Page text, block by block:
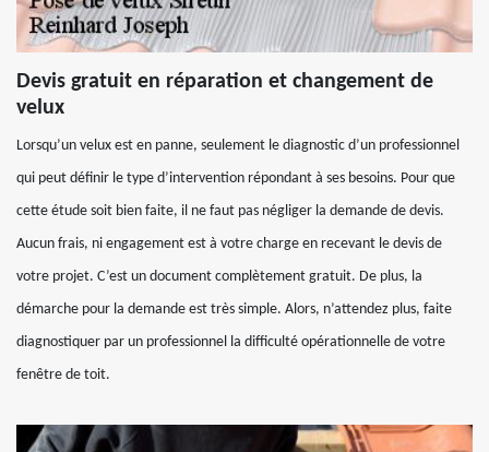
Devis gratuit en réparation et changement de
velux
Lorsqu’un velux est en panne, seulement le diagnostic d’un professionnel
qui peut définir le type d’intervention répondant à ses besoins. Pour que
cette étude soit bien faite, il ne faut pas négliger la demande de devis.
Aucun frais, ni engagement est à votre charge en recevant le devis de
votre projet. C’est un document complètement gratuit. De plus, la
démarche pour la demande est très simple. Alors, n’attendez plus, faite
diagnostiquer par un professionnel la difficulté opérationnelle de votre
fenêtre de toit.